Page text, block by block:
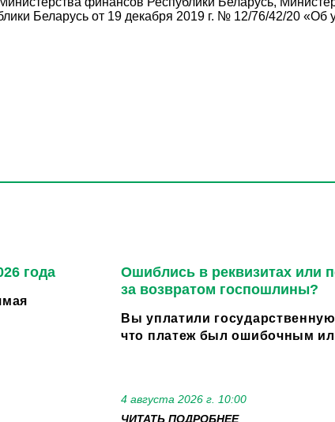
Беларусь от 19 декабря 2019 г. № 12/76/42/20 «Об
года
Ошиблись в реквизитах или
за возвратом госпошлины?
Вы уплатили
что платеж был ошибочным
4 августа 2026 г. 10:00
ЧИТАТЬ ПОДРОБНЕЕ